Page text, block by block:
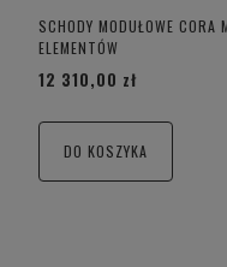
SCHODY MODUŁOWE
ELEMENTÓW
12 310,00 zł
DO KOSZYKA